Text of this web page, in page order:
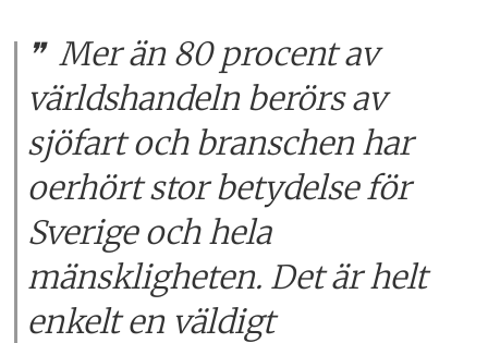
Mer än 80 procent av
världshandeln berörs av
sjöfart och branschen har
oerhört stor betydelse för
Sverige och hela
mänskligheten. Det är helt
enkelt en väldigt